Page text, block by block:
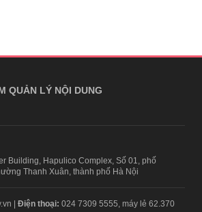
QUẢN LÝ NỘI DUNG
Building, Hapulico Complex, Số 01, phố
Thanh Xuân, thành phố Hà Nội
| Điện thoại: 024 7309 5555, máy lẻ 62.370